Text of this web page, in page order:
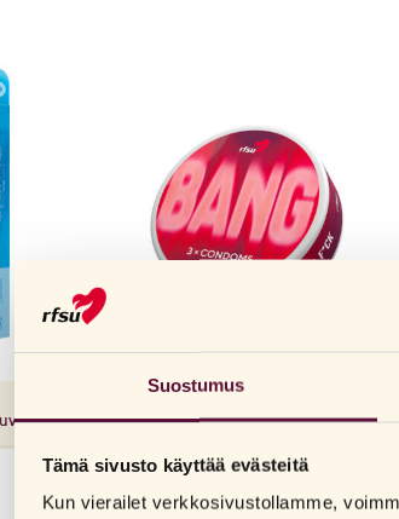
Suostumus
Tämä sivusto käyttää evästeitä
Kun vierailet verkkosivustollamme,
Bang – Taskuvalmiit kondomit